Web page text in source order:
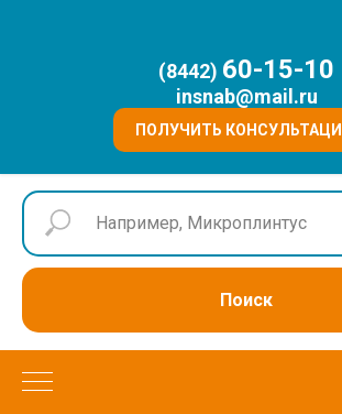
(8442) 60-15-10
insnab@mail.ru
ПОЛУЧИТЬ
Поиск